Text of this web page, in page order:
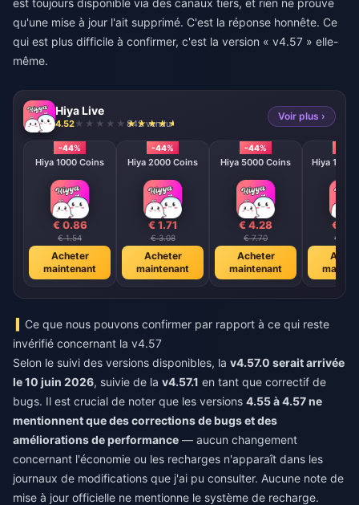
est toujours disponible via des canaux tiers, et rien ne prouve
qu'une mise à jour l'ait supprimé. C'est la réponse honnête. Ce
qui est plus difficile à confirmer, c'est la version « v4.57 » elle-
même.
Hiya Live
4.52 842 vendu
Voir plus ›
-44%
Hiya 1000 Coins
€ 0.86
€ 1.54
Acheter
maintenant
-44%
Hiya 2000 Coins
€ 1.71
€ 3.08
Acheter
maintenant
-44%
Hiya 5000 Coins
€ 4.28
€ 7.70
Acheter
maintenant
Hiya
€
€
Ce que nous pouvons confirmer par rapport à ce qui reste
invérifié concernant la v4.57
Selon le suivi des versions disponibles, la v4.57.0 serait arrivée
le 10 juin 2026, suivie de la v4.57.1 en tant que correctif de
bugs. Il est crucial de noter que les versions 4.55 à 4.57 ne
mentionnent que des corrections de bugs et des
améliorations de performance — aucun changement
concernant l'économie ou les recharges n'apparaît dans les
journaux de modifications que j'ai pu consulter. Aucune note de
mise à jour officielle ne mentionne le système de recharge.